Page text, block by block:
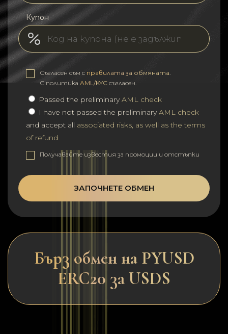
Купон
Съгласен съм с правилата за обмяната
С политика AML/KYC съгласен.
Passed the preliminaryAML check
I have not passed the preliminaryAML check
and accept all associated risks, as well as the terms
of refund
Получавайте известия за промоции и отстъпки
ЗАПОЧНЕТЕ ОБМЕН
Бърз обмен на PYUSD
ERC20 за USDS